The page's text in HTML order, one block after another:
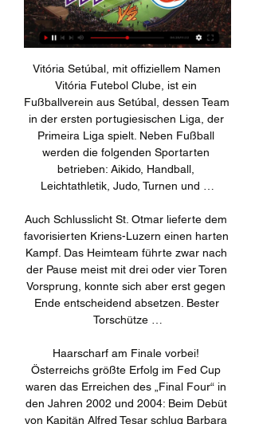
Vitória Setúbal, mit offiziellem Namen Vitória Futebol Clube, ist ein Fußballverein aus Setúbal, dessen Team in der ersten portugiesischen Liga, der Primeira Liga spielt. Neben Fußball werden die folgenden Sportarten betrieben: Aikido, Handball, Leichtathletik, Judo, Turnen und …

Auch Schlusslicht St. Otmar lieferte dem favorisierten Kriens-Luzern einen harten Kampf. Das Heimteam führte zwar nach der Pause meist mit drei oder vier Toren Vorsprung, konnte sich aber erst gegen Ende entscheidend absetzen. Bester Torschütze …

Haarscharf am Finale vorbei! Österreichs größte Erfolg im Fed Cup waren das Erreichen des „Final Four“ in den Jahren 2002 und 2004: Beim Debüt von Kapitän Alfred Tesar schlug Barbara Schwartz in der ersten Runde auswärts gegen die USA Monica Seles in zwei Sätzen, Evelyn Fauth sorgte gegen die verletzte Jennifer Capriati für den.

So anders war die Hockey-Welt, als Biel 1990 zum letzten Mal im Halbfinal stand. Nach 28 Jahren steht der EHC Biel wieder in einem Playoff-Halbfinal. Die Seeländer gewannen in Davos und entschieden die Serie gegen den Rekordmeister damit mit 4:2 Siegen für sich. 28 Jahre – das scheint beim Blick ins Archiv ewig lange her zu sein.

Die beiden Teams trafen im Anschluss an den Qualifikationsspielen um den Aufstieg in die GET-ligaen erneut aufeinander. Die beiden Erstligisten Manglerud Star Ishockey und Stjernen setzten sich jedoch durch und schafften den Ligaerhalt, während IK Comet und Tønsberg og Omegn IHK ebenfalls in ihrer Spielklasse verblieben.

Eintracht Frankfurt kassiert kurz vor Ende des Spiels den Ausgleich gegen Werder Bremen und verliert dadurch zwei Punkte. Ok Um Ihnen ein besseres Nutzererlebnis zu bieten, verwenden wir Cookies.

UEFA.com ist die offizielle Website der UEFA, der Union der Europäischen Fußballverbände, dem Dachverband des Fußballs in Europa. Die UEFA fördert, schützt und entwickelt den europäischen Fußball in ihren 55 Mitgliedsverbänden und organisiert einige der berühmtesten Fußball-Wettbewerbe der Welt, wie etwa die UEFA Champions League.

Lugano - St. Gallen: St. Gallen überwindet sein Lugano-Trauma. Der FC St. Gallen hat sein Lugano-Trauma mit einem 3:1-Sieg überwunden. Im Tessin gewann die junge Ostschweizer Equipe dank einem Doppelschlag innerhalb von vier Minuten erstmals seit August 2017 ein Spiel.

Hier warten gerade 27.544 Freikarten per Auslosung und Sofortklick und etliche Erfahrungsberichte auf dich, z.B. THW Kiel - TBV Lemgo, Sparkassen Arena Kiel in Kiel am 16.11.2017.

VfL Osnabrück gegen Hansa Rostock live im NDR 26.03.2013 — Wenn der VfL Osnabrück am kommenden Samstag, den 30. März auf den F.C. Hansa Rostock trifft, ist der Norddeutsche Rundfunk (NDR) live dabei ...

Osnabrück gegen Hansa Rostock im stream VfL vor 3 Stunden — Osnabrück gegen Hansa Rostock im stream VfL Osnabrück - F.C. Hansa Rostock im Live-Stream und TV 11 Februar 2024 Osnabrück - Rostock im ...

Köln-Cup der Kölner Haie. Die Testspielphase der Kölner Haie startet mit dem Köln-Cup. Mit Titelverteidiger Rögle BK aus Schweden, den SC Tigers Langnau aus der Schweiz und den Graz 99ers aus Österreich nehmen auch 2019 wieder international bekannte Vereine teil. Heute steht das Spiel der SCL Tigers gegen Rögle BK an. (Foto: Kai Tiegelkamp)

Nur drei Tage nach der bitteren 2:3-Heimniederlage gegen den Aufsteiger Hartberg, will es die SV Guntamatic Ried heute Abend beim Auswärtsspiel in Wattens (20.30 Uhr, Liveübertragung auf ORF Sport Plus) besser machen. Sowohl Innenverteidiger Peter …

Der THW Kiel darf als Sieger seiner EHF-Pokal-Vorrunde sowie als Ausrichter der Endrunde am 17. und 18. Mai das Viertelfinale überspringen. Mai das Viertelfinale überspringen. In den beiden übrigen Spielen treffen TTH Holstebro aus Dänemark auf Tatabanya KC aus Ungarn sowie Saint-Raphael Var HB aus Frankreich auf den FC Porto .

VfL Osnabrück gegen Hansa im Live-Stream vor 2 Stunden — Die Heim-Bilanz der vergangenen 10 Spiele von VfL 1899 Osnabrück gegen FC Hansa Rostock lautet: 4 Siege bei 3 Unentschieden und 3 ...

Das Wetter in Burgdorf (Kreis Hannover) und Niedersachsen. Unter Profi-Wetter.de finden Sie die aktuelle Wettervorhersage für heute und morgen sowie die nächsten 14 Tage im 3-Stunden-Takt.

Livecenter: Fußball live - Livestreams, Live- Live-Ticker, Spielstatistiken, Livestreams: Bei NDR.de können Sie Fußball von der Bundesliga bis zur Dritten Liga live erleben!

Liveticker | Hansa Rostock - VfL Osnabrück 2:1 | 4. Spieltag Die Lila-Weißen kamen kurz vor der Pause zwar durch Gnaase zum zwischenzeitlichen Ausgleich, konnten aber vor allem nach dem zweiten Gegentreffer kaum mehr ...

VfL 1899 Osnabrück vs FC Hansa Rostock Hier hörst du das nächste VfL 1899 Osnabrück vs. FC Hansa Rostock Spiel der 2. Fußball Bundesliga live im Radio. Ob im ARD Livestream, Fanradio Livestream ...

Die Young Boys nähern sich dem zweiten Meistertitel in Folge weiter mit grossen Schritten an. Sie deklassieren im Derby Thun mit 5:1. Sion - Luzern (2:2) und Basel - Lugano (1:1) enden unentschieden. YB reichten gegen das schwächelnde Thun zehn Minuten, um …

Das am Pfingsmontag, 20. Mai, bereits zum 17. Mal unter der Federführung des LC Altdorf ausgetragene Tell-Meeting auf der Sportanlage Feldli in Altdorf stand im Zeichen hervorragender Leistungen. Für die national wertvollsten Ergebnisse sorgten zwei Luzerner Hochspringerinnen. Aber auch.

Noch 13 Tage bis EHC Arosa - EHC Biel: Captain Amstutz plangt auf 29sten Mit der Verpflichtung von Reto Amstutz im Herbst 2015 hat sich beim EHC Arosa...

FUßBALL KREISLIGA SCHWEINFURT 2 SV Sylbach verpasst die Chance zum Befreiungsschlag Hofheims Fabian Pendic stoppt den Oberschwappacher Spielertrainer Michael Reugels, unterlag aber …

SG H2Ku Herrenberg 10 6. Buchholz Rosengarten 11 8. VfL Waiblingen 11 TSV Nord Harrislee 12 TuS Lintfort 12 SV Werder Bremen 11 TG Nürtingen 12 FSV Mainz 05 11 TV Beyeröhde-Wuppertal 12 Füchse Berlin 10 Gesamt Toggle navigation Powered by: Suche Kontakt Sitemap Datenschutz Impressum.

unser VfL Bochum empfängt am Samstag den Aufsteiger SC Paderborn. Während den VfL und dem SC Paderborn jeweils nur ein Punkt und einen Tabellenplatz trennt, könnten die Gefühlslagen vor dem Spiel nicht anders sein. Während der SC Paderborn im letzten Heimspiel die SpVgg Greuther Fürth und Damir Buric mit 6:0 abschossen, verlor unser VfL.

Das beste und teuerste Fleisch der Welt ist bei uns erhältlich. Unsere reinrassigen Japanese Black Rinder sind in der Region Satsuma, Kagosima und Gunma geboren und aufgezogen worden. Wir bieten euch die mehrere Qualitäten an – von A3 bis A5+.

Liveübertragung SKA Minsk vs. SCM am Samstag bei "Belarus 5" | Bet IT Best Es gibt am Samstag eine Liveübertragung vom so wichtigen Auftaktspiel unseres SCM bei SKA Minsk in der EHF-Cup-Gruppenphase.Ab 15.55 Uhr unserer Zeit (17.55 Uhr Ortszeit) wird das Europacupduell von

David Naki wurde von Swiss Olympics für die EYOF vom 21.-27. Juli in Baku (AZE) selektioniert! Er hatte in 5 Disziplinen die Limite geschafft, musst aber trotzdem bis zum letzten.

handball live übertragung - question Beide Teams kämpfen um ihren ersten WM-Titel. Wintersportfans verpassen aber nichts, ZDFinfo zeigt bereits ab Das Finale zwischen Dänemark und Norwegen wird am, Sonntag, Ihre Registrierung hat leider nicht funktioniert. Deutschland scheitert im WM-Halbfinale. Danach folgte eine ordentliche Vorstellung.

SC-Kriens-Präsident Baumgartner: «Es ging nie darum, das Spiel gegen GC zu verhindern» | Luzerner Zeitung Luzerner Zeitung - 19 Sep 2019 Am Freitag kommen die Grasshoppers zum SC Kriens. Und mit dem Zürcher Gegner wohl mehr als 1000 GC-Fans.

Foren-Übersicht ‹ F.C. Internazionale Milano. Der internationale Transfermarkt FC Internazionale v Eintracht Frankfurt - UEFA Europa League Round of 16: Second Leg FC Internazionale v Bologna FC - Serie A Internationaler Transfermarkt aktuell: Fußball-Transfers international57 Bilder

Meister Red Bull Salzburg hat in der Erste Bank Eishockey Liga seinen Siegeszug fortgesetzt. Die "Bullen" feierten am Dienstag gegen den VSV mit einem 4:3 den achten Sieg in Folge. Alle Highlights vom Spiel finden Sie im Video oben. Verfolger Linz …

Unterwegs als eine der besten Partybands und Hochzeitsbands in München, Freising, Landshut, Augsburg, Starnberg, Ingolstadt, Nürnberg und Regensburg. Zu buchen in den Formationen Trio und Quintett in der Schweiz, Österreich und Deutschland. Die Eventband Partyband aus München in Bayern..

Düsseldorfer EG - Augsburger Panther . Fr. 08. September, 19:30 Uhr . ISS Dome, Düsseldorf . Infos. Wir vereinfachen deine täglichen Workflows und steigern deinen Umsatz durch maßgeschneidertes Online Marketing in Kombination mit unserer leistungsstarken Plattform und …

Der EHC Biel verpflichtet für die kommenden 3 Saisons den Verteidiger Yannick Rathgeb. Rathgeb (*1995) spielte zuletzt in Nordamerika für die Organisation der New York Islanders, kam in der AHL für die Bridgeport Sound Tigers auf Total 32 Spieleinsätze (4 Tore, 5 Assists).

Ihr sucht nach dem Namen eines Songs, den ihr in Welle 1 gehört habt? Nutzen Sie unseren Service! Unsere Playlist enthält das volle Programm der letzten 7 Tage.

Wundversorgung Schnell kann es im Alltag zu einer Verletzung kommen und Erste Hilfe ist gefragt. Damit es bei Schnittwunden, Schürfungen und Verbrennungen nicht zu Infektionen und unschönen Narben kommt, ist eine fachgerechte Wundversorgung das A und O. …

Die CDU-Bundestagsabgeordnete und DCG-Vorsitzende Anita Schäfer gratuliert dem Präsidenten von Taiwan Ma und drückt Respekt für Tsai aus. Berlin. „Die Republik China auf Taiwan hat sich.

(((Live))) VfL Osnabrück gegen Hansa im live tv stream vor 2 Stunden — vor 2 Tagen — VfL Osnabrück - FC Hansa Rostock, Sky Sport Bundesliga 4, LIVE ab 13 DFB-Pokal HEUTE LIVE: Saarbrücken gegen Gladbach im ...

Du hast 9 Möglichkeiten, von Södertälje nach Karlskrona zu kommen. Die Günstigste ist per Zug un dkostet 288 kr. Das ist auch die schnellste Möglichkeit.

Leipzigs renommierte Kulturinstitutionen